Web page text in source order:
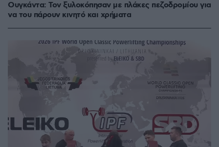
Ουγκάντα: Τον ξυλοκόπησαν με πλάκες πεζοδρομίου για
να του πάρουν κινητό και χρήματα